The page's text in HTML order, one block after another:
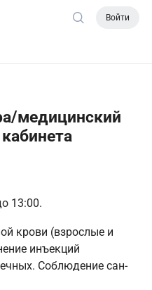
Войти
медицинский
13:00.
крови (взрослые и
инъекций
Соблюдение сан-